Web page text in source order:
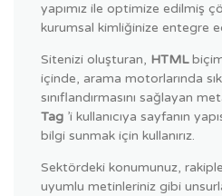
yapımız ile optimize edilmiş
kurumsal kimliğinize entegre
Sitenizi oluşturan, HTML
içinde, arama motorlarında
sınıflandırmasını sağlayan
Tag ’i kullanıcıya sayfanın
bilgi sunmak için kullanırız.
Sektördeki konumunuz,
uyumlu metinleriniz gibi